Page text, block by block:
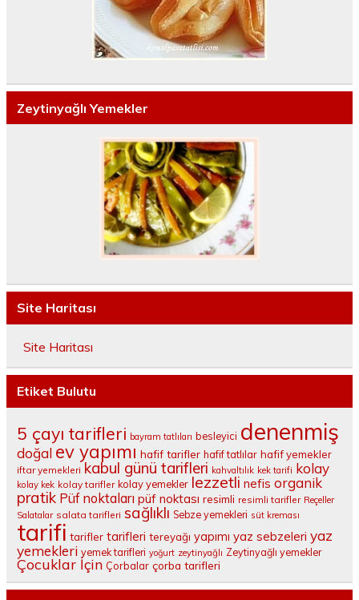
Zeytinyağlı Yemekler
Site Haritası
Site Haritası
Etiket Bulutu
5 çayı tarifleri bayram tatlıları besleyici denenmiş
doğal ev yapımı hafif tarifler hafif tatlılar hafif yemekler
iftar yemekleri kabul günü tarifleri kahvaltılık kek tarifi kolay
kolay kek kolay tarifler kolay yemekler lezzetli nefis organik
pratik Püf noktaları püf noktası resimli resimli tarifler Reçeller
Salatalar salata tarifleri sağlıklı Sebze yemekleri süt kreması
tarifi tarifler tarifleri tereyağı yapımı yaz sebzeleri yaz
yemekleri yemek tarifleri yoğurt zeytinyağlı Zeytinyağlı yemekler
Çocuklar İçin Çorbalar çorba tarifleri